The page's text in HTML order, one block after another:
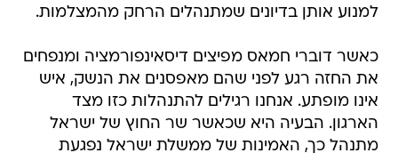
למנוע אותן בדיונים שמתנהלים הרחק מהמצלמות.
כאשר דוברי חמאס מפיצים דיסאינפורמציה ומנפחים
את החזה רגע לפני שהם מאפסנים את הנשק, איש
אינו מופתע. אנחנו רגילים להתנהלות כזו מצד
הארגון. הבעיה היא שכאשר שר החוץ של ישראל
מתנהל כך, האמינות של ממשלת ישראל נפגעת 